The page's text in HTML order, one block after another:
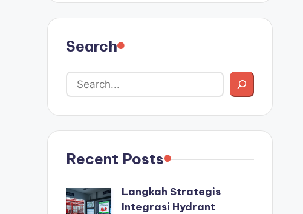
Search
Recent Posts
Langkah Strategis
Integrasi Hydrant